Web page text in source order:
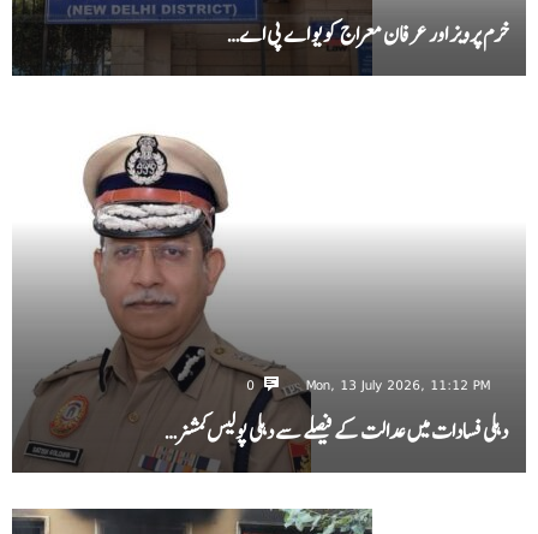
خرم پرویز اور عرفان معراج کو یو اے پی اے…
Mon, 13 July 2026, 11:12 PM
0
دہلی فسادات میں عدالت کے فیصلے سے دہلی پولیس کمشنر…